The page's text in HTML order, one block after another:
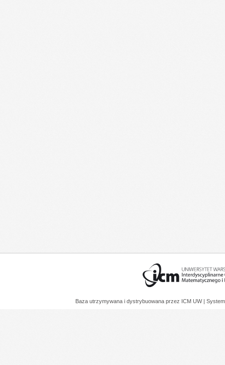
Baza utrzymywana i dystrybuowana przez ICM UW |